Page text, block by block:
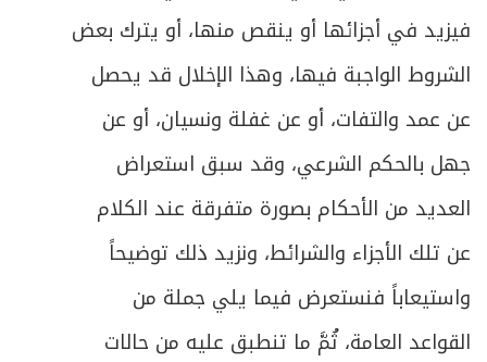
فيزيد في أجزائها أو ينقص منها، أو يترك بعض
الشروط الواجبة فيها، وهذا الإخلال قد يحصل
عن عمد والتفات، أو عن غفلة ونسيان، أو عن
جهل بالحكم الشرعي، وقد سبق استعراض
العديد من الأحكام بصورة متفرقة عند الكلام
عن تلك الأجزاء والشرائط، ونزيد ذلك توضيحاً
واستيعاباً فنستعرض فيما يلي جملة من
القواعد العامة، ثُمَّ ما تنطبق عليه من حالات
381 الفصل الخامس: في صلاة الجماعة
ص384
المبحث الأول ـ في الصلوات التي يسوغ فيها
الاقتداء
ص
386 المبحث الثاني ـ في كيفية الاقتداء
ص388 المبحث الثالث ـ في شروط الاقتداء
394 المبحث الرابع ـ في شروط إمام الجماعة